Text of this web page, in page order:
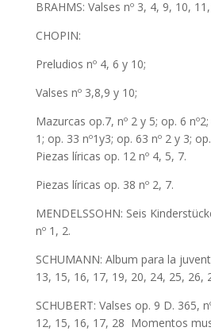
BRAHMS: Valses nº 3, 4, 9, 10,
CHOPIN:
Preludios nº 4, 6 y 10;
Valses nº 3,8,9 y 10;
Mazurcas op.7, nº 2 y 5; op. 6
1; op. 33 nº1y3; op. 63 nº 2 y 3;
Piezas líricas op. 12 nº 4, 5, 7.
Piezas líricas op. 38 nº 2, 7.
MENDELSSOHN: Seis
nº 1, 2.
SCHUMANN: Album para la
13, 15, 16, 17, 19, 20, 24, 25, 26,
SCHUBERT: Valses op. 9 D. 365,
12, 15, 16, 17, 28 Momentos